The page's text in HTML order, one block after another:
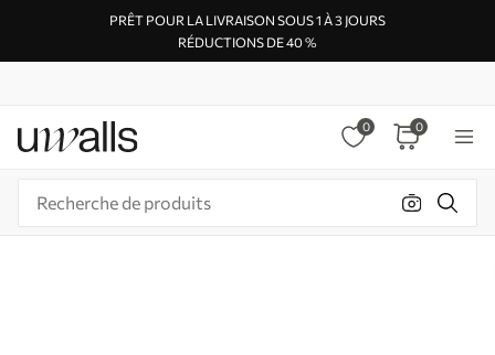
PRÊT POUR LA LIVRAISON SOUS 1 À 3 JOURS
RÉDUCTIONS DE 40 %
0 0